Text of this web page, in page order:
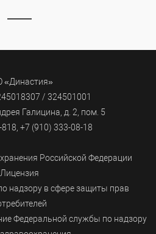
«Династия»
/ 324501001
Галицина, д. 2, пом. 5
+7 (910) 333-08-18
Российской Федерации
Лицензия
надзору в сфере защиты прав
Федеральной службы по надзору